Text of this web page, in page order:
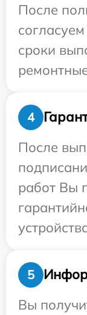
После
сроки
4
После
работ Вы
5
Вы